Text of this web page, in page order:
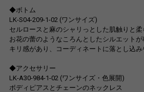
◆ボトム
LK-S04-209-1-02 (ワンサイズ)
セルロースと麻のシャリっとした肌触りと
お花の蕾のようなころんとしたシルエット
キリ感があり、コーディネートに落とし込
◆アクセサリー
LK-A30-984-1-02 (ワンサイズ・色展開)
ボディピアスとチェーンのネックレス